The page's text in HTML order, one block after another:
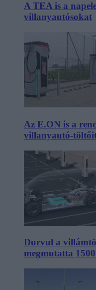
A TEA is a
villanyautósokat
Az E.ON is a
villanyautó-
Durvul a
megmutatta